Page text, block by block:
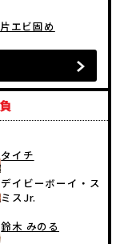
エビ固め
タイチ
デイビーボーイ・ス
ミスJr.
鈴木 みのる